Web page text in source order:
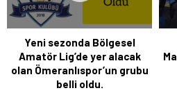
Yeni sezonda Bölgesel
Amatör Lig’de yer alacak
olan Ömeranlıspor’un grubu
belli oldu.